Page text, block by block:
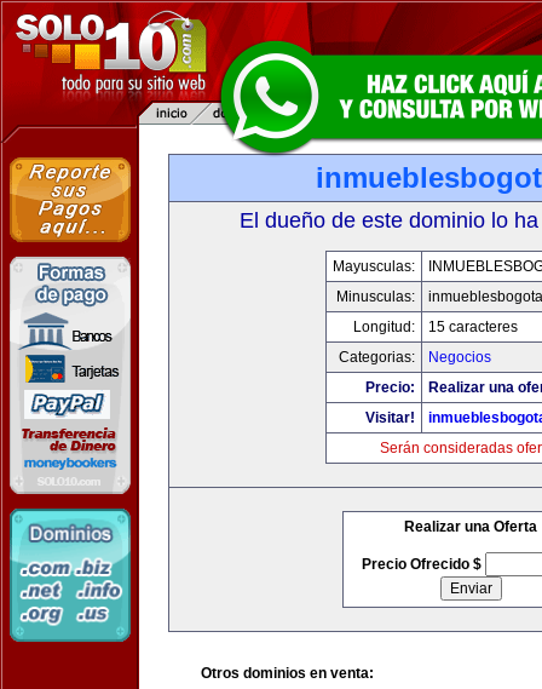
El dueño de este dominio lo
Mayusculas:
Minusculas:
Longitud:
15 caracteres
Categorias:
Negocios
Precio:
Realizar una
Visitar!
Serán consideradas
Realizar una Oferta
Precio Ofrecido $
Otros dominios en venta: